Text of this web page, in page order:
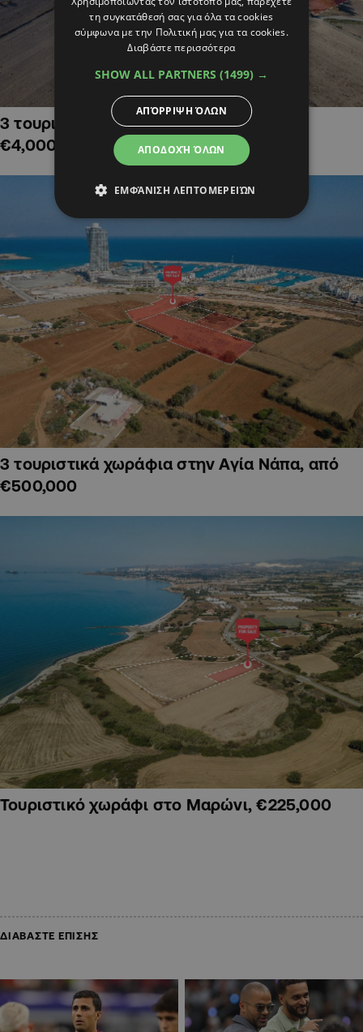
3 τουριστικά χωράφια στην Αλαμινό,
€4,000,000
3 τουριστικά χωράφια στην Αγία Νάπα, από
€500,000
Τουριστικό χωράφι στο Μαρώνι, €225,000
ΔΙΑΒΑΣΤΕ ΕΠΙΣΗΣ
τη συγκατάθεσή σας για όλα τα cookies
σύμφωνα με την Πολιτική μας για τα cookies.
Διαβάστε περισσότερα
SHOW ALL PARTNERS (1499) →
ΑΠΟΔΟΧΉ ΌΛΩΝ
ΑΠΌΡΡΙΨΗ ΌΛΩΝ
ΕΜΦΆΝΙΣΗ ΛΕΠΤΟΜΕΡΕΙΏΝ